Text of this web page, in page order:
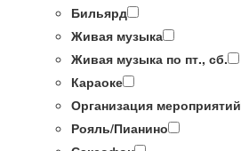
Бильярд
Живая музыка
Живая музыка по пт., сб.
Караоке
Организация мероприятий
Рояль/Пианино